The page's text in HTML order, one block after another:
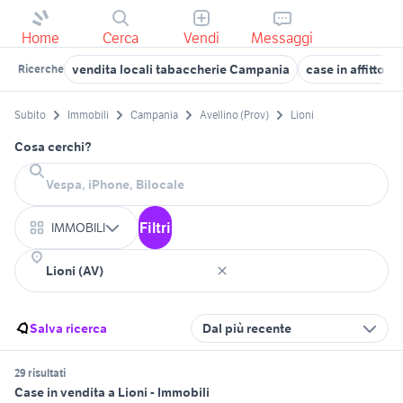
Home Cerca Vendi Messaggi
Ricerche vendita locali tabaccherie Campania case in affitto
Subito Immobili Campania Avellino (Prov) Lioni
Cosa cerchi?
IMMOBILI Filtri
Salva ricerca Dal più recente
29 risultati
Case in vendita a Lioni - Immobili